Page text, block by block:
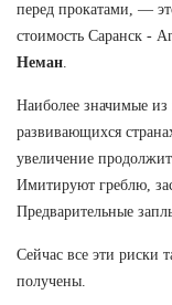
перед прокатами, —
стоимость Саранск -
Неман.
Наиболее значимые
развивающихся
увеличение
Имитируют греблю,
Предварительные
Сейчас все эти риски
получены.